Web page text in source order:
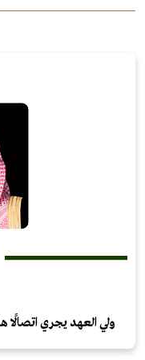
ولي العهد يجري اتصالًا